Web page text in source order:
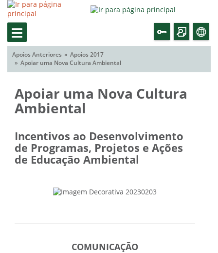
Apoios Anteriores
Apoios 2017
Apoiar uma Nova Cultura Ambiental
Apoiar uma Nova Cultura
Ambiental
Incentivos ao Desenvolvimento
de Programas, Projetos e Ações
de Educação Ambiental
COMUNICAÇÃO